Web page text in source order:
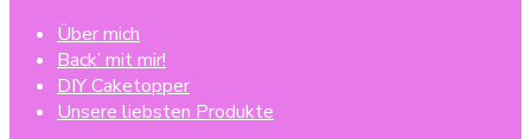
Über mich
Back’ mit mir!
DIY Caketopper
Unsere liebsten Produkte